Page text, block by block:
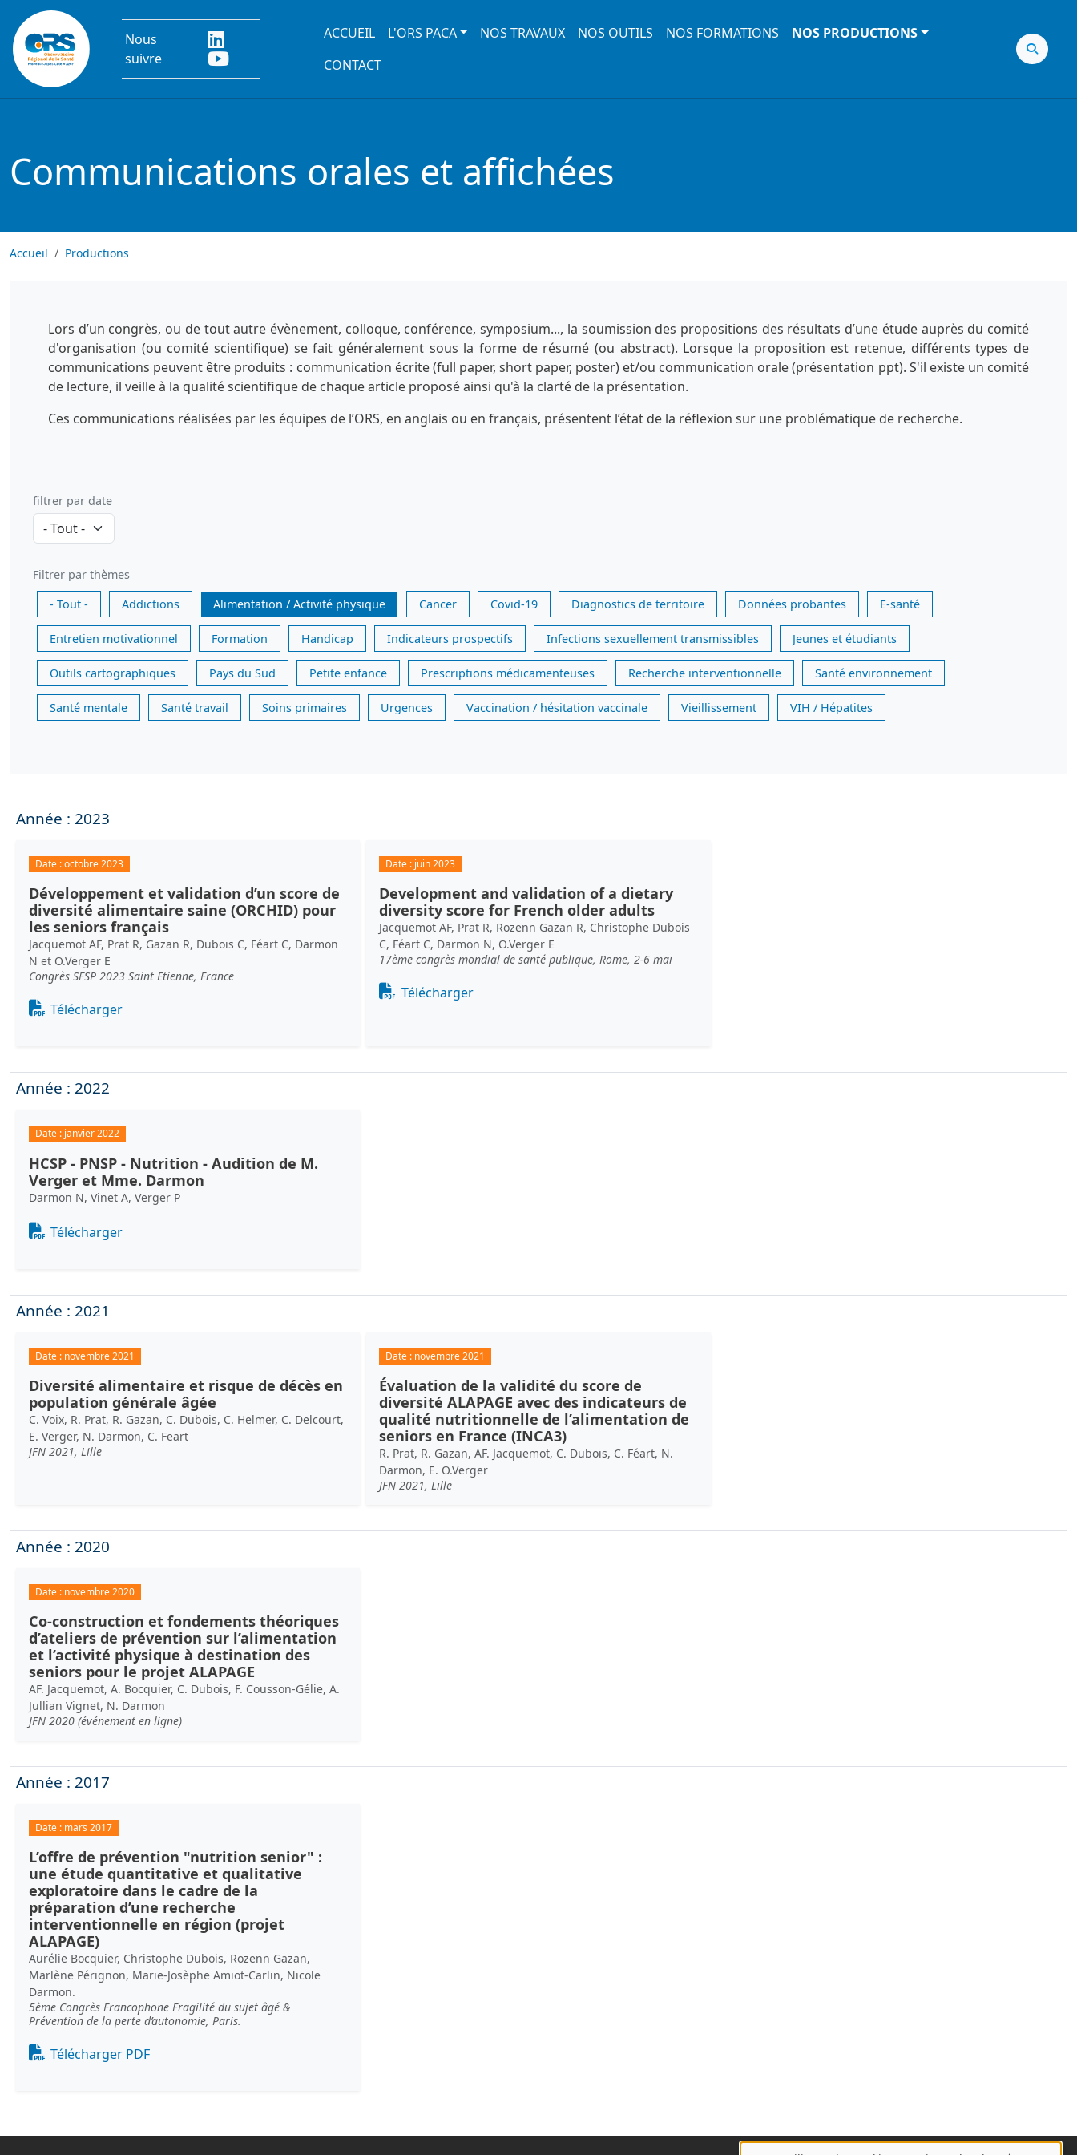
Aller au contenu principal
Nous
suivre
Main navigation
ACCUEIL L'ORS PACA NOS TRAVAUX NOS OUTILS NOS FORMATIONS
NOS PRODUCTIONS
CONTACT
Communications orales et affichées
Accueil Productions
Lors d’un congrès, ou de tout autre évènement, colloque, conférence, symposium..., la soumission des propositions des résultats d’une étude auprès du comité
d'organisation (ou comité scientifique) se fait généralement sous la forme de résumé (ou abstract). Lorsque la proposition est retenue, différents types de
communications peuvent être produits : communication écrite (full paper, short paper, poster) et/ou communication orale (présentation ppt). S'il existe un comité
de lecture, il veille à la qualité scientifique de chaque article proposé ainsi qu'à la clarté de la présentation.
Ces communications réalisées par les équipes de l’ORS, en anglais ou en français, présentent l’état de la réflexion sur une problématique de recherche.
filtrer par date
Filtrer par thèmes
- Tout -
Addictions Alimentation / Activité physique Cancer Covid-19 Diagnostics de territoire Données probantes E-santé
Entretien motivationnel Formation Handicap Indicateurs prospectifs Infections sexuellement transmissibles Jeunes et étudiants
Outils cartographiques Pays du Sud Petite enfance Prescriptions médicamenteuses Recherche interventionnelle Santé environnement
Santé mentale Santé travail Soins primaires Urgences Vaccination / hésitation vaccinale Vieillissement VIH / Hépatites
Année : 2023
Date :octobre 2023
Développement et validation d’un score de
diversité alimentaire saine (ORCHID) pour
les seniors français
Jacquemot AF, Prat R, Gazan R, Dubois C, Féart C, Darmon
N et O.Verger E
Congrès SFSP 2023 Saint Etienne, France
Document
Télécharger
Date : juin 2023
Development and validation of a dietary
diversity score for French older adults
Jacquemot AF, Prat R, Rozenn Gazan R, Christophe Dubois
C, Féart C, Darmon N, O.Verger E
17ème congrès mondial de santé publique, Rome, 2-6 mai
Document
Télécharger
Année : 2022
Date : janvier 2022
HCSP - PNSP - Nutrition - Audition de M.
Verger et Mme. Darmon
Darmon N, Vinet A, Verger P
Document
Télécharger
Année : 2021
Date : novembre 2021
Diversité alimentaire et risque de décès en
population générale âgée
C. Voix, R. Prat, R. Gazan, C. Dubois, C. Helmer, C. Delcourt,
E. Verger, N. Darmon, C. Feart
JFN 2021, Lille
Date : novembre 2021
Évaluation de la validité du score de
diversité ALAPAGE avec des indicateurs de
qualité nutritionnelle de l’alimentation de
seniors en France (INCA3)
R. Prat, R. Gazan, AF. Jacquemot, C. Dubois, C. Féart, N.
Darmon, E. O.Verger
JFN 2021, Lille
Année : 2020
Date : novembre 2020
Co-construction et fondements théoriques
d’ateliers de prévention sur l’alimentation
et l’activité physique à destination des
seniors pour le projet ALAPAGE
AF. Jacquemot, A. Bocquier, C. Dubois, F. Cousson-Gélie, A.
Jullian Vignet, N. Darmon
JFN 2020 (événement en ligne)
Année : 2017
Date : mars 2017
L’offre de prévention "nutrition senior" :
une étude quantitative et qualitative
exploratoire dans le cadre de la
préparation d’une recherche
interventionnelle en région (projet
ALAPAGE)
Aurélie Bocquier, Christophe Dubois, Rozenn Gazan,
Marlène Pérignon, Marie-Josèphe Amiot-Carlin, Nicole
Darmon.
5ème Congrès Francophone Fragilité du sujet âgé &
Prévention de la perte d’autonomie, Paris.
Document
Télécharger PDF